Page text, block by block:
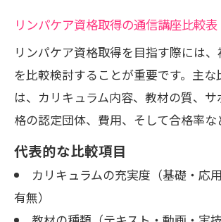
リンパケア資格取得の通信講座比較表
リンパケア資格取得を目指す際には
を比較検討することが重要です。主な
は、カリキュラム内容、教材の質、
格の認定団体、費用、そして合格率な
代表的な比較項目
カリキュラムの充実度（基礎・応
有無）